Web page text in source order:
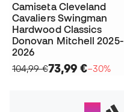
Camiseta Cleveland
Cavaliers Swingman
Hardwood Classics
Donovan Mitchell 2025-
2026
104,99 €73,99 €−30%